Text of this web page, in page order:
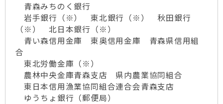
青森みちのく銀行
岩手銀行（※） 東北銀行（※） 秋田銀行
（※） 北日本銀行（※）
青い森信用金庫 東奥信用金庫 青森県信用組
合
東北労働金庫（※）
農林中央金庫青森支店 県内農業協同組合
東日本信用漁業協同組合連合会青森支店
ゆうちょ銀行（郵便局）